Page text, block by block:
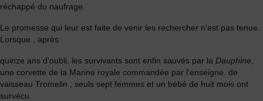
réchappé du naufrage.
Le promesse qui leur est faite de venir les rechercher n'est pas tenue.
Lorsque , après
quinze ans d'oubli, les survivants sont enfin sauvés par la Dauphine
une corvette de la Marine royale commandée par l'enseigne de
vaisseau Tromelin , seuls sept femmes et un bébé de huit mois ont
survécu.